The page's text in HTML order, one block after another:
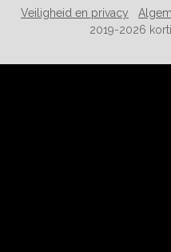
Veiligheid en privacy
2019-2026